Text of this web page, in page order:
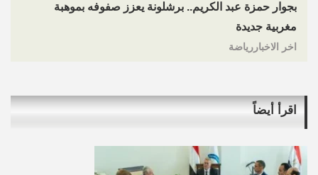
بجوار حمزة عبد الكريم.. برشلونة يعزز صفوفه بموهبة
مغربية جديدة
اخر الاخباررياضة
اقرأ أيضاً